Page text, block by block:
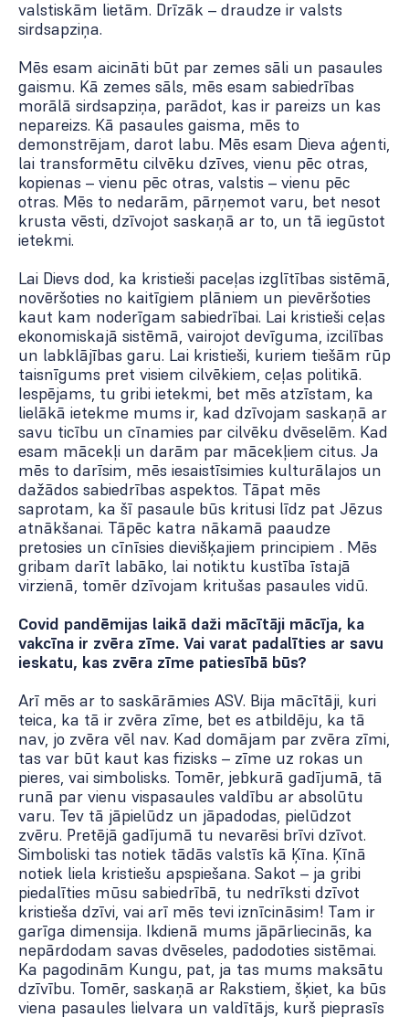
valstiskām lietām. Drīzāk – draudze ir valsts
sirdsapziņa.
Mēs esam aicināti būt par zemes sāli un pasaules
gaismu. Kā zemes sāls, mēs esam sabiedrības
morālā sirdsapziņa, parādot, kas ir pareizs un kas
nepareizs. Kā pasaules gaisma, mēs to
demonstrējam, darot labu. Mēs esam Dieva aģenti,
lai transformētu cilvēku dzīves, vienu pēc otras,
kopienas – vienu pēc otras, valstis – vienu pēc
otras. Mēs to nedarām, pārņemot varu, bet nesot
krusta vēsti, dzīvojot saskaņā ar to, un tā iegūstot
ietekmi.
Lai Dievs dod, ka kristieši paceļas izglītības sistēmā,
novēršoties no kaitīgiem plāniem un pievēršoties
kaut kam noderīgam sabiedrībai. Lai kristieši ceļas
ekonomiskajā sistēmā, vairojot devīguma, izcilības
un labklājības garu. Lai kristieši, kuriem tiešām rūp
taisnīgums pret visiem cilvēkiem, ceļas politikā.
Iespējams, tu gribi ietekmi, bet mēs atzīstam, ka
lielākā ietekme mums ir, kad dzīvojam saskaņā ar
savu ticību un cīnamies par cilvēku dvēselēm. Kad
esam mācekļi un darām par mācekļiem citus. Ja
mēs to darīsim, mēs iesaistīsimies kulturālajos un
dažādos sabiedrības aspektos. Tāpat mēs
saprotam, ka šī pasaule būs kritusi līdz pat Jēzus
atnākšanai. Tāpēc katra nākamā paaudze
pretosies un cīnīsies dievišķajiem principiem . Mēs
gribam darīt labāko, lai notiktu kustība īstajā
virzienā, tomēr dzīvojam kritušas pasaules vidū.
Covid pandēmijas laikā daži mācītāji mācīja, ka
vakcīna ir zvēra zīme. Vai varat padalīties ar savu
ieskatu, kas zvēra zīme patiesībā būs?
Arī mēs ar to saskārāmies ASV. Bija mācītāji, kuri
teica, ka tā ir zvēra zīme, bet es atbildēju, ka tā
nav, jo zvēra vēl nav. Kad domājam par zvēra zīmi,
tas var būt kaut kas fizisks – zīme uz rokas un
pieres, vai simbolisks. Tomēr, jebkurā gadījumā, tā
runā par vienu vispasaules valdību ar absolūtu
varu. Tev tā jāpielūdz un jāpadodas, pielūdzot
zvēru. Pretējā gadījumā tu nevarēsi brīvi dzīvot.
Simboliski tas notiek tādās valstīs kā Ķīna. Ķīnā
notiek liela kristiešu apspiešana. Sakot – ja gribi
piedalīties mūsu sabiedrībā, tu nedrīksti dzīvot
kristieša dzīvi, vai arī mēs tevi iznīcināsim! Tam ir
garīga dimensija. Ikdienā mums jāpārliecinās, ka
nepārdodam savas dvēseles, padodoties sistēmai.
Ka pagodinām Kungu, pat, ja tas mums maksātu
dzīvību. Tomēr, saskaņā ar Rakstiem, šķiet, ka būs
viena pasaules lielvara un valdītājs, kurš pieprasīs